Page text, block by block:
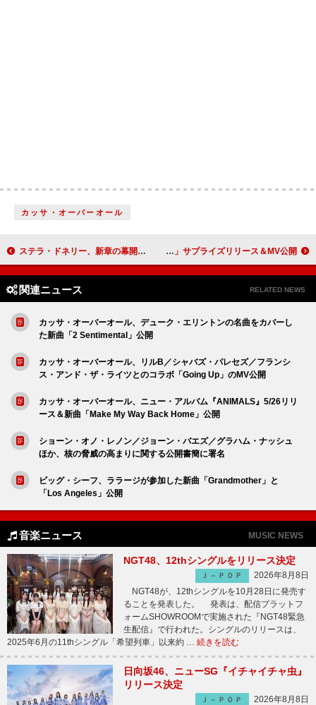
カッサ・オーバーオール
ステラ・ドネリー、新章の幕開けとなる「Baths」と「Standing Ovation」公開 coldrain、レーベル移籍第2弾SG「Chasing Shadows」サプライズリリース＆MV公開
関連ニュース RELATED NEWS
カッサ・オーバーオール、デューク・エリントンの名曲をカバーし
た新曲「2 Sentimental」公開
カッサ・オーバーオール、リルB／シャバズ・パレセズ／フランシ
ス・アンド・ザ・ライツとのコラボ「Going Up」のMV公開
カッサ・オーバーオール、ニュー・アルバム『ANIMALS』5/26リリ
ース＆新曲「Make My Way Back Home」公開
ショーン・オノ・レノン／ジョーン・バエズ／グラハム・ナッシュ
ほか、核の脅威の高まりに関する公開書簡に署名
ビッグ・シーフ、ララージが参加した新曲「Grandmother」と
「Los Angeles」公開
音楽ニュース MUSIC NEWS
NGT48、12thシングルをリリース決定
Ｊ－ＰＯＰ
2026年8月8日
NGT48が、12thシングルを10月28日に発売す
ることを発表した。 発表は、配信プラットフ
ォームSHOWROOMで実施された『NGT48緊急
生配信』で行われた。シングルのリリースは、
2025年6月の11thシングル「希望列車」以来約 … 続きを読む
日向坂46、ニューSG『イチャイチャ虫』
リリース決定
Ｊ－ＰＯＰ
2026年8月8日